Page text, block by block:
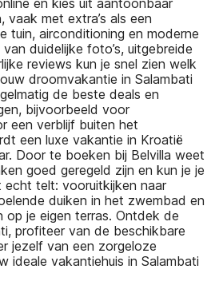
vaak met extra’s als een
tuin, airconditioning en moderne
duidelijke foto’s, uitgebreide
reviews kun je snel zien welk
droomvakantie in Salambati
de beste deals en
bijvoorbeeld voor
een verblijf buiten het
een luxe vakantie in Kroatië
Door te boeken bij Belvilla weet
goed geregeld zijn en kun je je
telt: vooruitkijken naar
duiken in het zwembad en
op je eigen terras. Ontdek de
profiteer van de beschikbare
jezelf van een zorgeloze
ideale vakantiehuis in Salambati